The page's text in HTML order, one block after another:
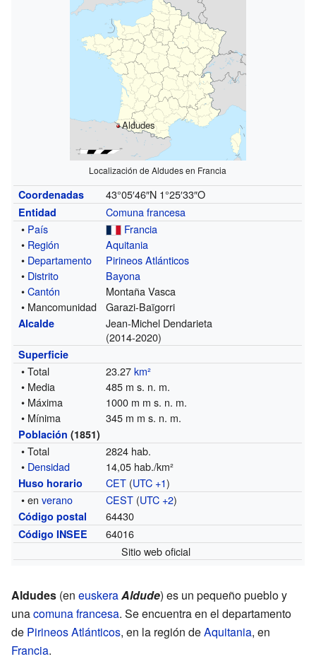
Aldudes
Localización de Aldudes en Francia
Coordenadas 43°05′46″N 1°25′33″O
Entidad
Comuna francesa
• País
Francia
• Región
Aquitania
• Departamento
Pirineos Atlánticos
• Distrito
Bayona
•Cantón
Montaña Vasca
• Mancomunidad
Garazi-Baïgorri
Alcalde
Jean-Michel Dendarieta
(2014-2020)
Superficie
• Total 23.27km²
• Media
485 m s. n. m.
• Máxima
1000 m m s. n. m.
• Mínima
345 m m s. n. m.
Población (1851)
• Total
2824 hab.
• Densidad 14,05 hab./km²
Huso horario CET (UTC +1)
• enverano CEST (UTC +2)
Código postal 64430
Código INSEE
64016
Sitio web oficial
Aldudes (en euskeraAldude) es un pequeño pueblo y
unacomuna francesa. Se encuentra en el departamento
de Pirineos Atlánticos, en la región deAquitania, en
Francia.